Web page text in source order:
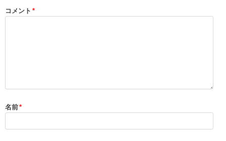
コメント *
名前*